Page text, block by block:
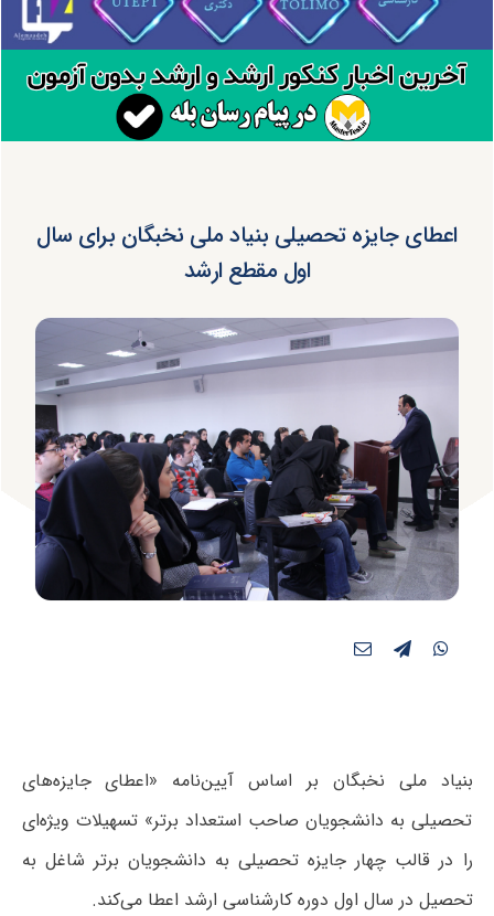
اعطای جایزه تحصیلی بنیاد ملی نخبگان برای سال
اول مقطع ارشد
بنیاد ملی نخبگان بر اساس آیین‌نامه «اعطای جایزه‌های
تحصیلی به دانشجویان صاحب استعداد برتر» تسهیلات ویژه‌ای
را در قالب چهار جایزه تحصیلی به دانشجویان برتر شاغل به
تحصیل در سال اول دوره‌ کارشناسی‌ ارشد اعطا می‌کند.